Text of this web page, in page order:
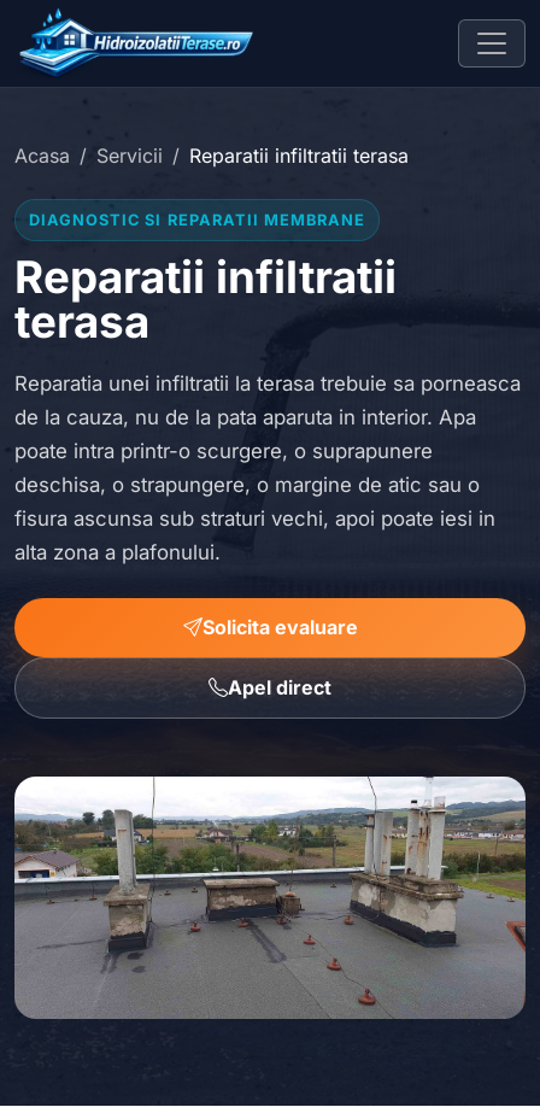
Acasa Servicii Reparatii infiltratii terasa
DIAGNOSTIC SI REPARATII MEMBRANE
Reparatii infiltratii
terasa
Reparatia unei infiltratii la terasa trebuie sa porneasca
de la cauza, nu de la pata aparuta in interior. Apa
poate intra printr-o scurgere, o suprapunere
deschisa, o strapungere, o margine de atic sau o
fisura ascunsa sub straturi vechi, apoi poate iesi in
alta zona a plafonului.
Solicita evaluare
Apel direct